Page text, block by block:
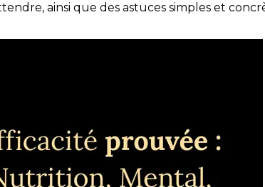
ainsi que des astuces simples et